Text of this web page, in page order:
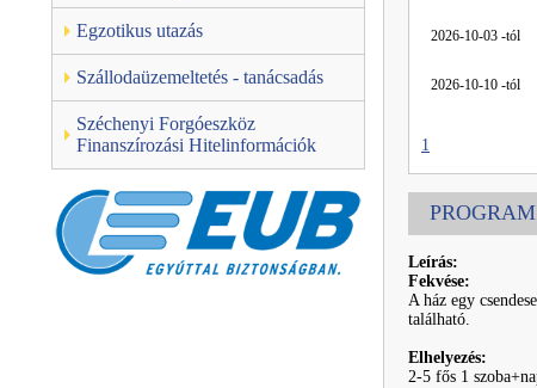
Egzotikus utazás
Szállodaüzemeltetés - tanácsadás
Széchenyi Forgóeszköz
Finanszírozási Hitelinformációk
2026-10-03 -tól
2026-10-10 -tól
1
Leírás:
Fekvése:
A ház egy
található.
Elhelyezés:
2-5 fős 1